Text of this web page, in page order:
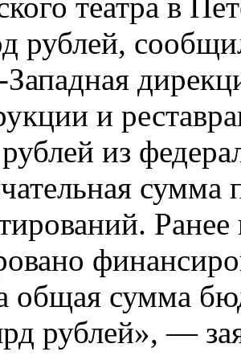
рублей,
и
из
сумма
общая сумма
рублей», —